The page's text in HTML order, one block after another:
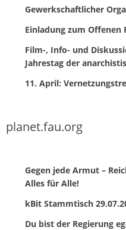
Gewerkschaftlicher
Einladung zum Offenen
Film-, Info- und
Jahrestag der
11. April:
planet.fau.org
Gegen jede Armut –
Alles für Alle!
kBit Stammtisch
Du bist der Regierung